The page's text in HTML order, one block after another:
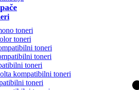
toneri
toneri
toneri
toneri
toneri
kompatibilni toneri
toneri